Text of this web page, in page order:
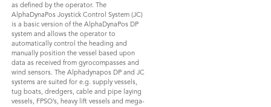
as defined by the operator. The
AlphaDynaPos Joystick Control System (JC)
is a basic version of the AlphaDynaPos DP
system and allows the operator to
automatically control the heading and
manually position the vessel based upon
data as received from gyrocompasses and
wind sensors. The Alphadynapos DP and JC
systems are suited for e.g. supply vessels,
tug boats, dredgers, cable and pipe laying
vessels, FPSO’s, heavy lift vessels and mega-